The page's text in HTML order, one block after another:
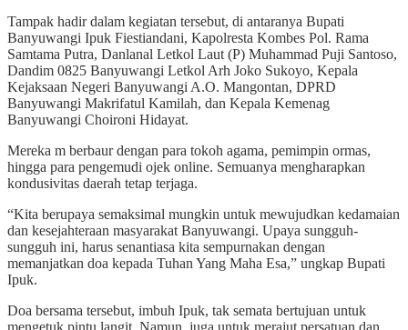
Tampak hadir dalam kegiatan tersebut, di antaranya Bupati
Banyuwangi Ipuk Fiestiandani, Kapolresta Kombes Pol. Rama
Samtama Putra, Danlanal Letkol Laut (P) Muhammad Puji Santoso,
Dandim 0825 Banyuwangi Letkol Arh Joko Sukoyo, Kepala
Kejaksaan Negeri Banyuwangi A.O. Mangontan, DPRD
Banyuwangi Makrifatul Kamilah, dan Kepala Kemenag
Banyuwangi Choironi Hidayat.
Mereka m berbaur dengan para tokoh agama, pemimpin ormas,
hingga para pengemudi ojek online. Semuanya mengharapkan
kondusivitas daerah tetap terjaga.
“Kita berupaya semaksimal mungkin untuk mewujudkan kedamaian
dan kesejahteraan masyarakat Banyuwangi. Upaya sungguh-
sungguh ini, harus senantiasa kita sempurnakan dengan
memanjatkan doa kepada Tuhan Yang Maha Esa,” ungkap Bupati
Ipuk.
Doa bersama tersebut, imbuh Ipuk, tak semata bertujuan untuk